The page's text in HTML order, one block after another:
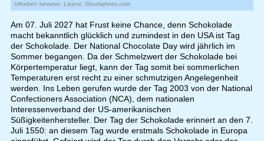
Urheber: hexvivo, Lizenz: iStockphoto.com
Am 07. Juli 2027 hat Frust keine Chance, denn Schokolade
macht bekanntlich glücklich und zumindest in den USA ist Tag
der Schokolade. Der National Chocolate Day wird jährlich im
Sommer begangen. Da der Schmelzwert der Schokolade bei
Körpertemperatur liegt, kann der Tag somit bei sommerlichen
Temperaturen erst recht zu einer schmutzigen Angelegenheit
werden. Ins Leben gerufen wurde der Tag 2003 von der National
Confectioners Association (NCA), dem nationalen
Interessenverband der US-amerikanischen
Süßigkeitenhersteller. Der Tag der Schokolade erinnert an den 7.
Juli 1550: an diesem Tag wurde erstmals Schokolade in Europa